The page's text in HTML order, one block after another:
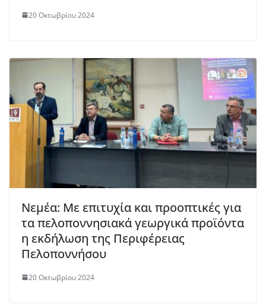
20 Οκτωβρίου 2024
Νεμέα: Με επιτυχία και προοπτικές για
τα πελοποννησιακά γεωργικά προϊόντα
η εκδήλωση της Περιφέρειας
Πελοποννήσου
20 Οκτωβρίου 2024